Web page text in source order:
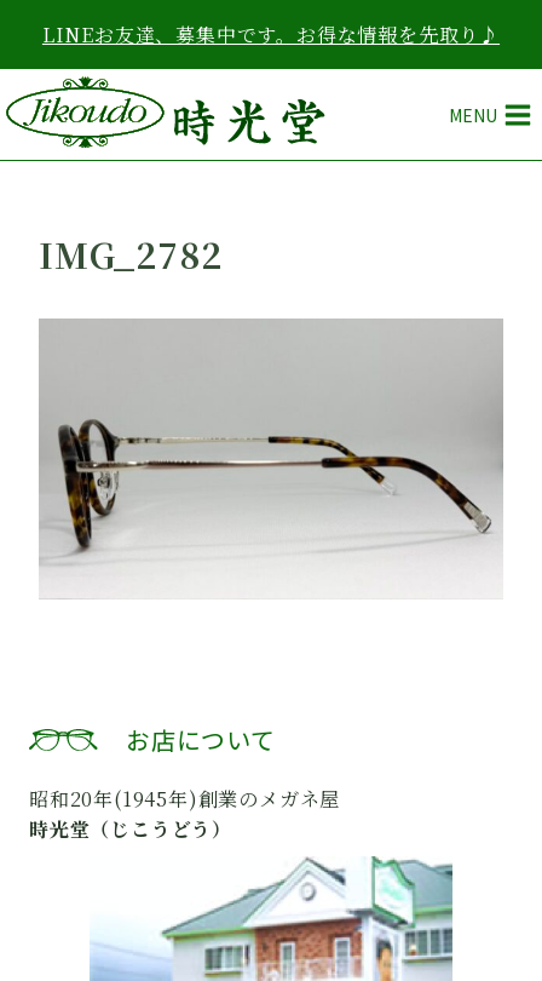
を
ス
キ
ッ
LINEお友達、募集中です。お得な情報を先取り♪
MENU
IMG_2782
お店について
昭和20年(1945年)創業のメガネ屋
時光堂（じこうどう）